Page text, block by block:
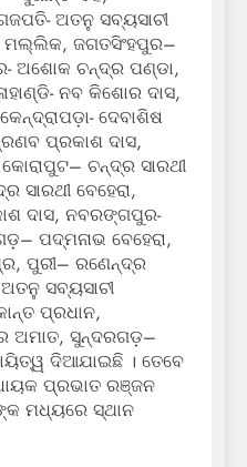
ଅତନୁ ସବ୍ୟସାଚୀ
ଜଗତସିଂହପୁର–
ଅଶୋକ ଚନ୍ଦ୍ର ପଣ୍ଡା,
ନବ କିଶୋର ଦାସ,
ଦେବାଶିଷ
ପ୍ରକାଶ ଦାସ,
ଚନ୍ଦ୍ର ସାରଥୀ
ସାରଥୀ ବେହେରା,
ଦାସ, ନବରଙ୍ଗପୁର-
ପଦ୍ମନାଭ ବେହେରା,
ପୁରୀ– ରଣେନ୍ଦ୍ର
ସବ୍ୟସାଚୀ
ପ୍ରଧାନ,
ଅମାତ, ସୁନ୍ଦରଗଡ଼–
ଦିଆଯାଇଛି । ତେବେ
ପ୍ରଭାତ ରଞ୍ଜନ
ମଧ୍ୟରେ ସ୍ଥାନ